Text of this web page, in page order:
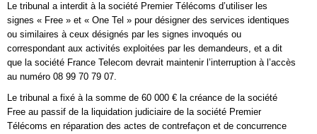
Le tribunal a interdit à la société Premier Télécoms d’utiliser les
signes « Free » et « One Tel » pour désigner des services identiques
ou similaires à ceux désignés par les signes invoqués ou
correspondant aux activités exploitées par les demandeurs, et a dit
que la société France Telecom devrait maintenir l’interruption à l’accès
au numéro 08 99 70 79 07.
Le tribunal a fixé à la somme de 60 000 € la créance de la société
Free au passif de la liquidation judiciaire de la société Premier
Télécoms en réparation des actes de contrefaçon et de concurrence